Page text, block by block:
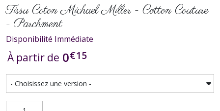
Tissu Coton Michael Miller - Cotton Couture
- Parchment
Disponibilité Immédiate
À partir de 0€15